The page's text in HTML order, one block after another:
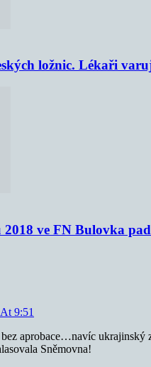
ložnic. Lékaři
ve FN Bulovka
9:51
aprobace…navíc ukrajinský
Sněmovna!